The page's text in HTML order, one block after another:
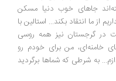
خوب دنیا مسکن
بکند... استالین با
نیز همه روسی
من برای خودم رو
شرطی که شماها برگردید